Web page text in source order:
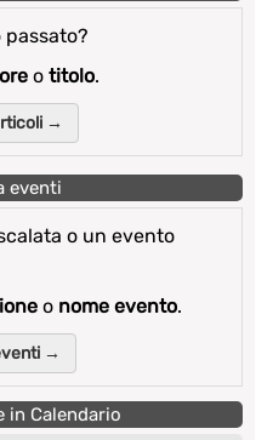
o titolo.
→
eventi
o un evento
o nome evento.
→
in Calendario